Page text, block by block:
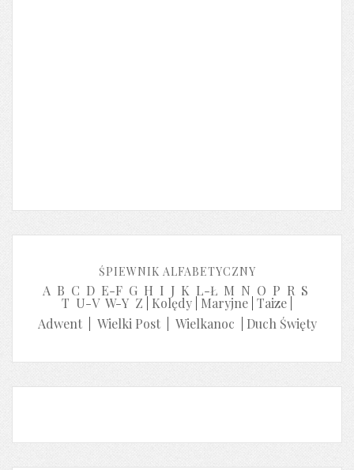
ŚPIEWNIK ALFABETYCZNY
A B C D E-F G H I J K L-Ł M N O P R S
T U-V W-Y Z Kolędy Maryjne Taize
Adwent| Wielki Post| Wielkanoc Duch Święty